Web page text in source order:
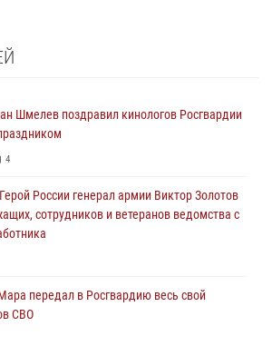
Шмелев поздравил кинологов Росгвардии
4
России генерал армии Виктор Золотов
сотрудников и ветеранов ведомства с
передал в Росгвардию весь свой
СВО